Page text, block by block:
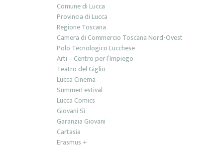
Comune di Lucca
Provincia di Lucca
Regione Toscana
Camera di Commercio Toscana Nord-Ovest
Polo Tecnologico Lucchese
Arti – Centro per l’Impiego
Teatro del Giglio
Lucca Cinema
SummerFestival
Lucca Comics
Giovani Sì
Garanzia Giovani
Cartasia
Erasmus +